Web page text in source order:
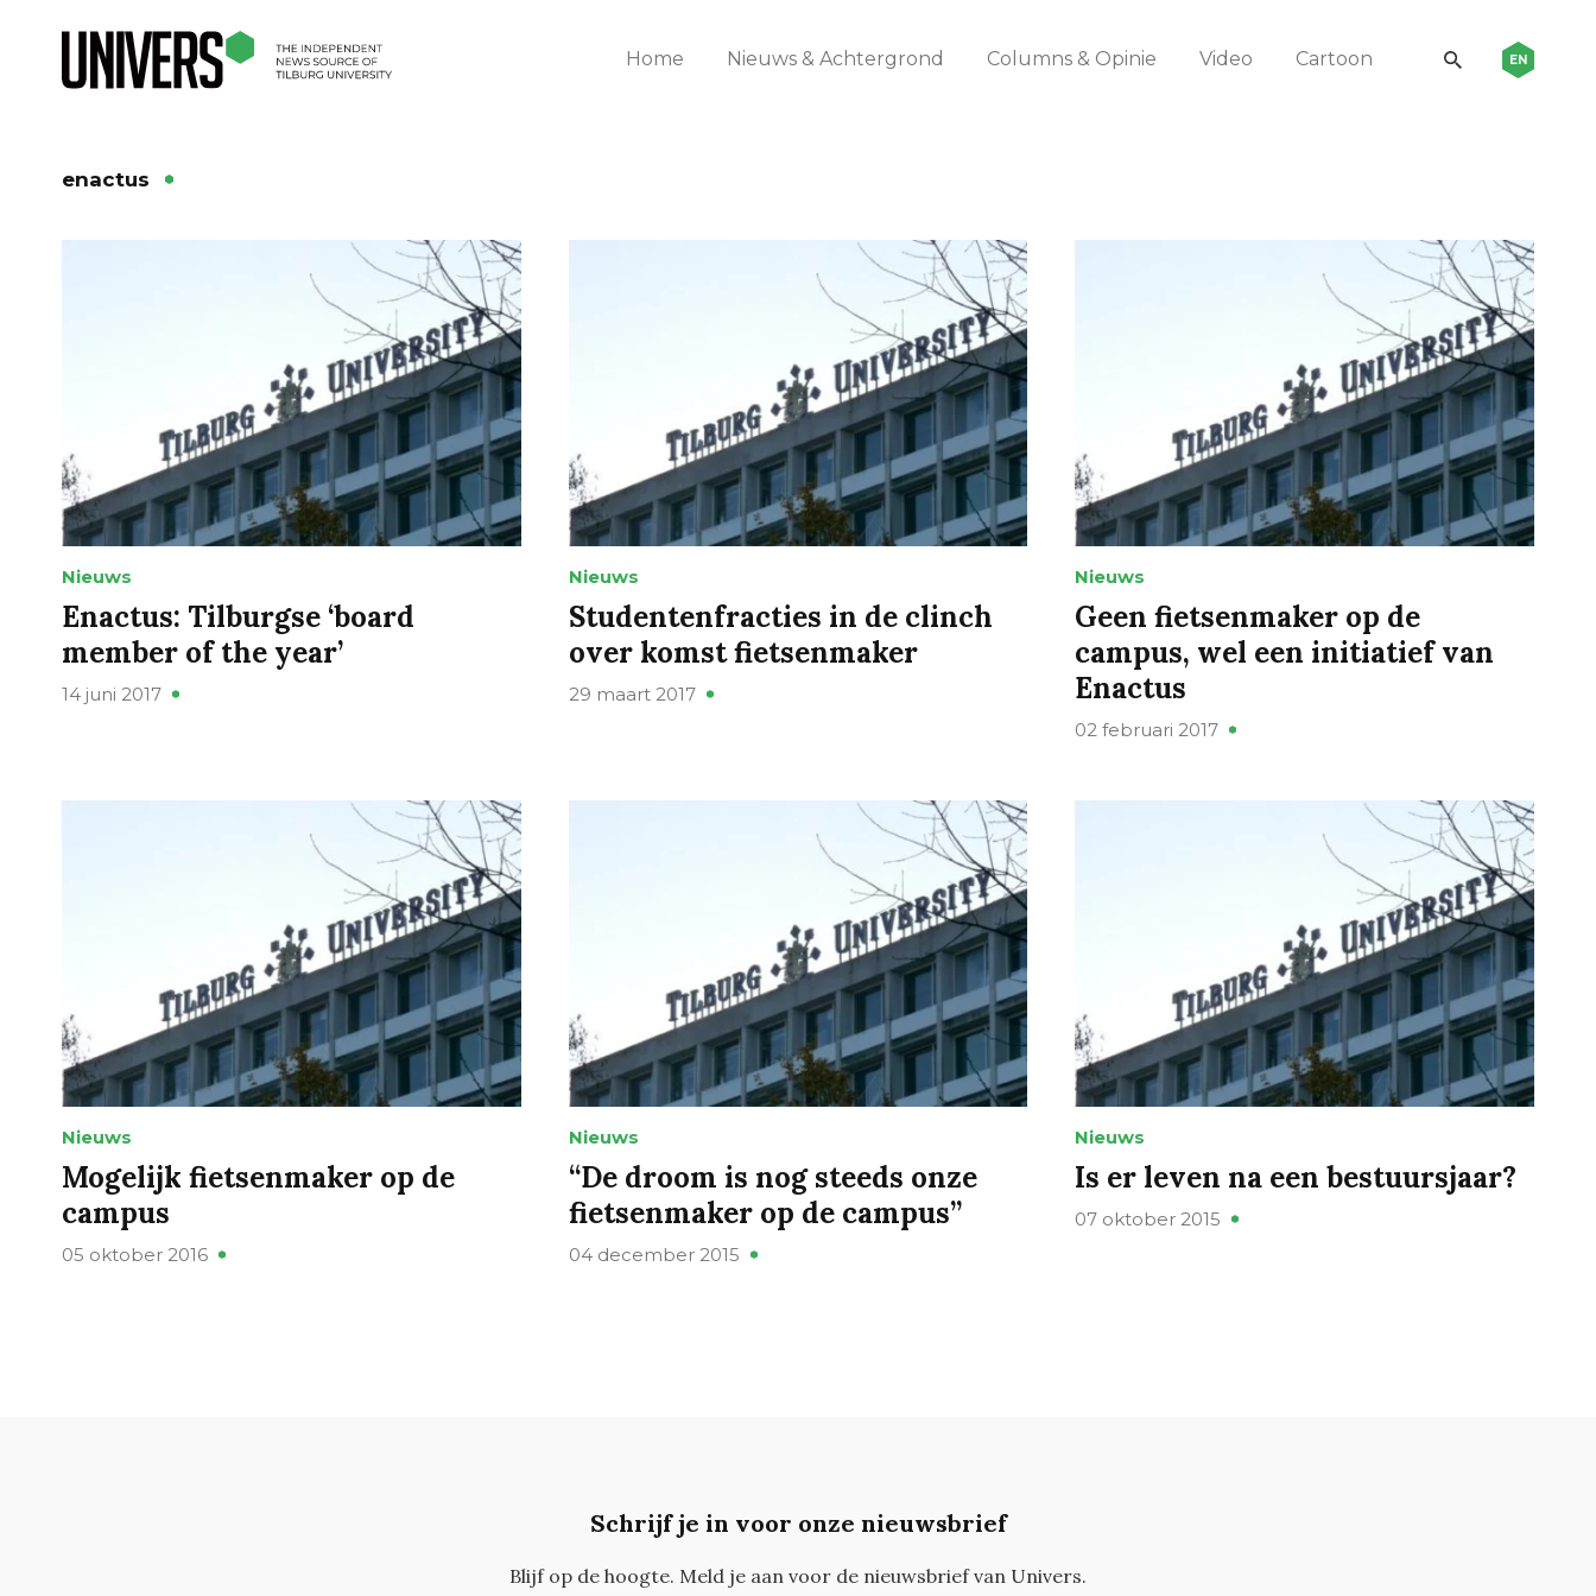
Home Nieuws & Achtergrond Columns & Opinie Video Cartoon EN
enactus
Nieuws
Enactus: Tilburgse ‘board
member of the year’
14 juni 2017
Nieuws
Studentenfracties in de clinch
over komst fietsenmaker
29 maart 2017
Nieuws
Geen fietsenmaker op de
campus, wel een initiatief van
Enactus
02 februari 2017
Nieuws
Mogelijk fietsenmaker op de
campus
05 oktober 2016
Nieuws
“De droom is nog steeds onze
fietsenmaker op de campus”
04 december 2015
Nieuws
Is er leven na een bestuursjaar?
07 oktober 2015
Schrijf je in voor onze nieuwsbrief
Blijf op de hoogte. Meld je aan voor de nieuwsbrief van Univers.